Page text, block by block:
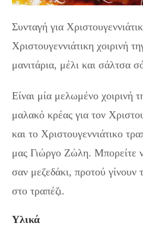
Συνταγή για
Χριστουγεννιάτικη χοιρινή
μανιτάρια, μέλι και σάλτσα
Είναι μία μελωμένο χοιρινή
μαλακό κρέας για τον
και το Χριστουγεννιάτικο
μας Γιώργο Ζώλη. Μπορείτε
σαν μεζεδάκι, προτού γίνουν
στο τραπέζι.
Υλικά